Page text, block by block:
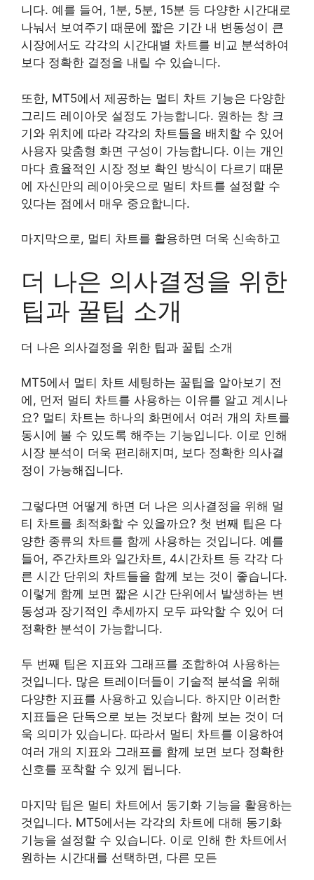
니다. 예를 들어, 1분, 5분, 15분 등 다양한 시간대로
나눠서 보여주기 때문에 짧은 기간 내 변동성이 큰
시장에서도 각각의 시간대별 차트를 비교 분석하여
보다 정확한 결정을 내릴 수 있습니다.
또한, MT5에서 제공하는 멀티 차트 기능은 다양한
그리드 레이아웃 설정도 가능합니다. 원하는 창 크
기와 위치에 따라 각각의 차트들을 배치할 수 있어
사용자 맞춤형 화면 구성이 가능합니다. 이는 개인
마다 효율적인 시장 정보 확인 방식이 다르기 때문
에 자신만의 레이아웃으로 멀티 차트를 설정할 수
있다는 점에서 매우 중요합니다.
마지막으로, 멀티 차트를 활용하면 더욱 신속하고
더 나은 의사결정을 위한
팁과 꿀팁 소개
더 나은 의사결정을 위한 팁과 꿀팁 소개
MT5에서 멀티 차트 세팅하는 꿀팁을 알아보기 전
에, 먼저 멀티 차트를 사용하는 이유를 알고 계시나
요? 멀티 차트는 하나의 화면에서 여러 개의 차트를
동시에 볼 수 있도록 해주는 기능입니다. 이로 인해
시장 분석이 더욱 편리해지며, 보다 정확한 의사결
정이 가능해집니다.
그렇다면 어떻게 하면 더 나은 의사결정을 위해 멀
티 차트를 최적화할 수 있을까요? 첫 번째 팁은 다
양한 종류의 차트를 함께 사용하는 것입니다. 예를
들어, 주간차트와 일간차트, 4시간차트 등 각각 다
른 시간 단위의 차트들을 함께 보는 것이 좋습니다.
이렇게 함께 보면 짧은 시간 단위에서 발생하는 변
동성과 장기적인 추세까지 모두 파악할 수 있어 더
정확한 분석이 가능합니다.
두 번째 팁은 지표와 그래프를 조합하여 사용하는
것입니다. 많은 트레이더들이 기술적 분석을 위해
다양한 지표를 사용하고 있습니다. 하지만 이러한
지표들은 단독으로 보는 것보다 함께 보는 것이 더
욱 의미가 있습니다. 따라서 멀티 차트를 이용하여
여러 개의 지표와 그래프를 함께 보면 보다 정확한
신호를 포착할 수 있게 됩니다.
마지막 팁은 멀티 차트에서 동기화 기능을 활용하는
것입니다. MT5에서는 각각의 차트에 대해 동기화
기능을 설정할 수 있습니다. 이로 인해 한 차트에서
원하는 시간대를 선택하면, 다른 모든